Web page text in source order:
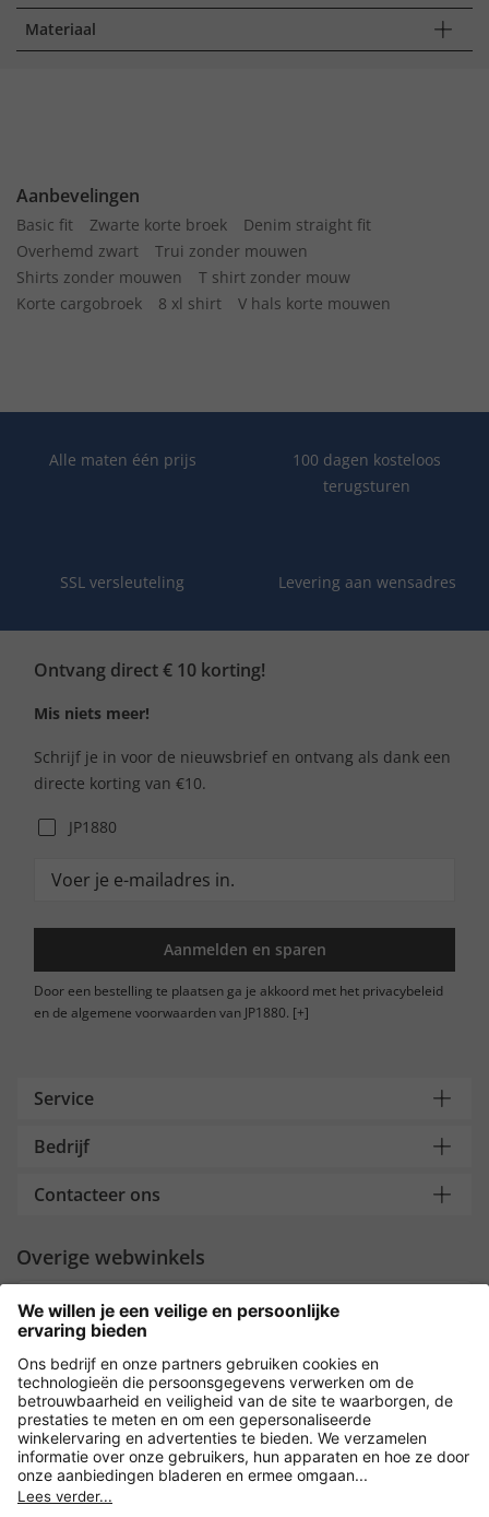
Materiaal
Aanbevelingen
Basic fit Zwarte korte broek
Denim straight fit
Overhemd zwart
Trui zonder mouwen
Shirts zonder mouwen
T shirt zonder mouw
Korte cargobroek
8 xl shirt V hals korte mouwen
Alle maten één prijs
100 dagen kosteloos
terugsturen
SSL versleuteling Levering aan wensadres
Ontvang direct € 10 korting!
Mis niets meer!
Schrijf je in voor de nieuwsbrief en ontvang als dank een
directe korting van €10.
JP1880
Aanmelden en sparen
Door een bestelling te plaatsen ga je akkoord met het privacybeleid
en de algemene voorwaarden van JP1880. [+]
Service
Bedrijf
Contacteer ons
Overige webwinkels
Nederland
Payment and Delivery
Versleuteling met